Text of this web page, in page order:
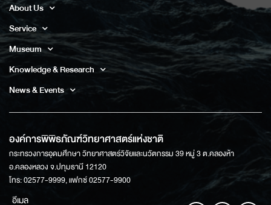
About Us
Service
Museum
Knowledge & Research
News & Events
องค์การพิพิธภัณฑ์วิทยาศาสตร์แห่งชาติ
กระทรวงการอุดมศึกษา วิทยาศาสตร์วิจัยและนวัตกรรม 39 หมู่ 3 ต.คลองห้า
อ.คลองหลวง จ.ปทุมธานี 12120
โทร: 02577-9999, แฟกซ์ 02577-9900
อีเมล